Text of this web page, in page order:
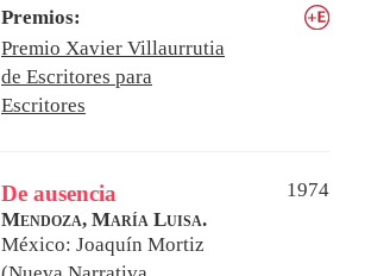
Premios:
Premio Xavier Villaurrutia
de Escritores para
Escritores
De ausencia
1974
Mendoza, María Luisa.
México: Joaquín Mortiz